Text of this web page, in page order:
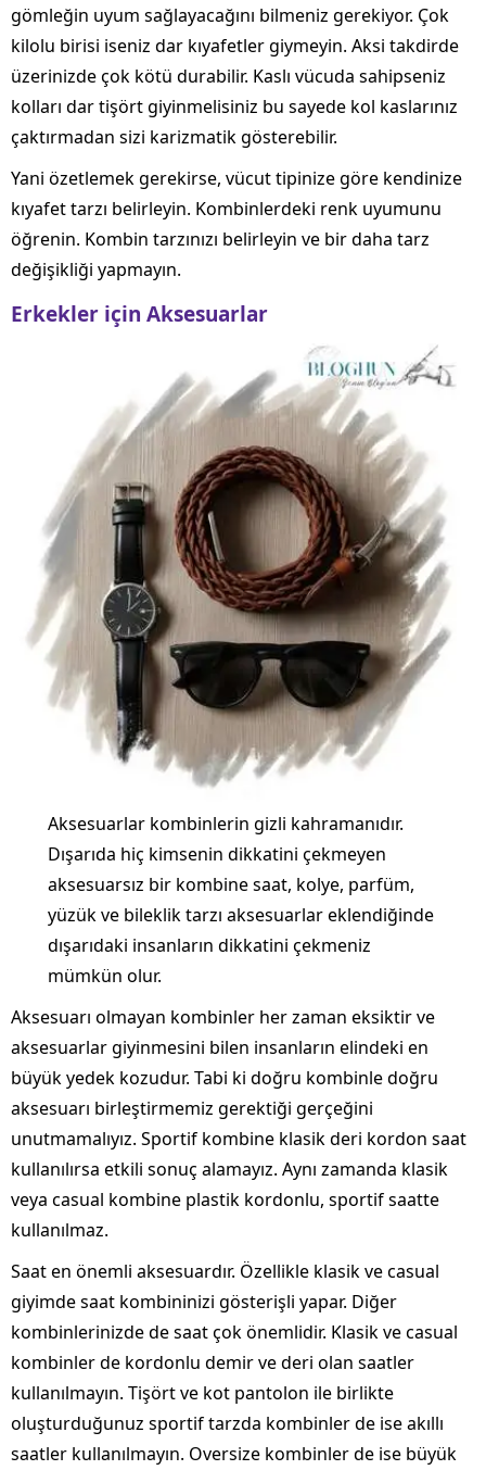
gömleğin uyum sağlayacağını bilmeniz gerekiyor. Çok
kilolu birisi iseniz dar kıyafetler giymeyin. Aksi takdirde
üzerinizde çok kötü durabilir. Kaslı vücuda sahipseniz
kolları dar tişört giyinmelisiniz bu sayede kol kaslarınız
çaktırmadan sizi karizmatik gösterebilir.
Yani özetlemek gerekirse, vücut tipinize göre kendinize
kıyafet tarzı belirleyin. Kombinlerdeki renk uyumunu
öğrenin. Kombin tarzınızı belirleyin ve bir daha tarz
değişikliği yapmayın.
Erkekler için Aksesuarlar
Aksesuarlar kombinlerin gizli kahramanıdır.
Dışarıda hiç kimsenin dikkatini çekmeyen
aksesuarsız bir kombine saat, kolye, parfüm,
yüzük ve bileklik tarzı aksesuarlar eklendiğinde
dışarıdaki insanların dikkatini çekmeniz
mümkün olur.
Aksesuarı olmayan kombinler her zaman eksiktir ve
aksesuarlar giyinmesini bilen insanların elindeki en
büyük yedek kozudur. Tabi ki doğru kombinle doğru
aksesuarı birleştirmemiz gerektiği gerçeğini
unutmamalıyız. Sportif kombine klasik deri kordon saat
kullanılırsa etkili sonuç alamayız. Aynı zamanda klasik
veya casual kombine plastik kordonlu, sportif saatte
kullanılmaz.
Saat en önemli aksesuardır. Özellikle klasik ve casual
giyimde saat kombininizi gösterişli yapar. Diğer
kombinlerinizde de saat çok önemlidir. Klasik ve casual
kombinler de kordonlu demir ve deri olan saatler
kullanılmayın. Tişört ve kot pantolon ile birlikte
oluşturduğunuz sportif tarzda kombinler de ise akıllı
saatler kullanılmayın. Oversize kombinler de ise büyük